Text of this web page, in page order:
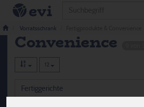
Vorratsschrank
Fertigprodukte &
Convenience
12
Fertiggerichte